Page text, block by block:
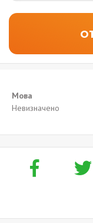
Мова
Невизначено